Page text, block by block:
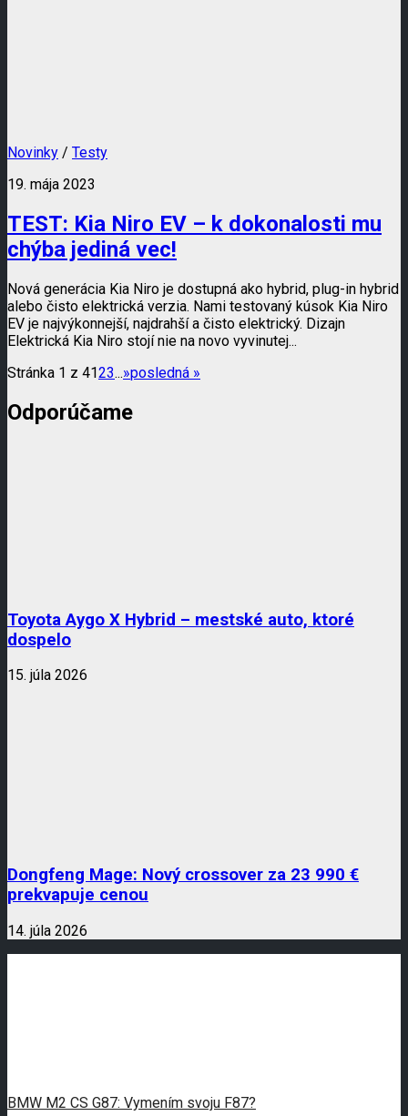
Novinky / Testy
19. mája 2023
TEST: Kia Niro EV – k dokonalosti mu
chýba jediná vec!
Nová generácia Kia Niro je dostupná ako hybrid, plug-in hybrid
alebo čisto elektrická verzia. Nami testovaný kúsok Kia Niro
EV je najvýkonnejší, najdrahší a čisto elektrický. Dizajn
Elektrická Kia Niro stojí nie na novo vyvinutej...
Stránka 1 z 4123...»posledná »
Odporúčame
Toyota Aygo X Hybrid – mestské auto, ktoré
dospelo
15. júla 2026
Dongfeng Mage: Nový crossover za 23 990 €
prekvapuje cenou
14. júla 2026
BMW M2 CS G87: Vymením svoju F87?